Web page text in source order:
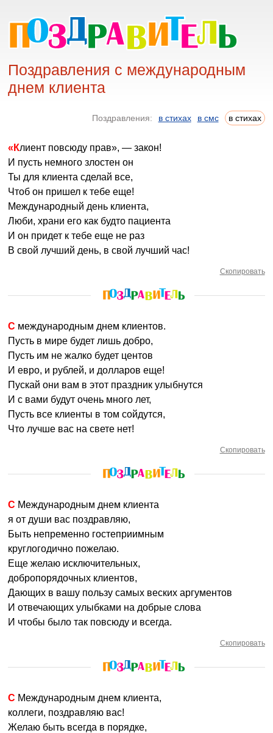
Поздравления с международным
днем клиента
Поздравления: в стихах в смс в стихах
«Клиент повсюду прав», — закон!
И пусть немного злостен он
Ты для клиента сделай все,
Чтоб он пришел к тебе еще!
Международный день клиента,
Люби, храни его как будто пациента
И он придет к тебе еще не раз
В свой лучший день, в свой лучший час!
Скопировать
С международным днем клиентов.
Пусть в мире будет лишь добро,
Пусть им не жалко будет центов
И евро, и рублей, и долларов еще!
Пускай они вам в этот праздник улыбнутся
И с вами будут очень много лет,
Пусть все клиенты в том сойдутся,
Что лучше вас на свете нет!
Скопировать
С Международным днем клиента
я от души вас поздравляю,
Быть непременно гостеприимным
круглогодично пожелаю.
Еще желаю исключительных,
добропорядочных клиентов,
Дающих в вашу пользу самых веских аргументов
И отвечающих улыбками на добрые слова
И чтобы было так повсюду и всегда.
Скопировать
С Международным днем клиента,
коллеги, поздравляю вас!
Желаю быть всегда в порядке,